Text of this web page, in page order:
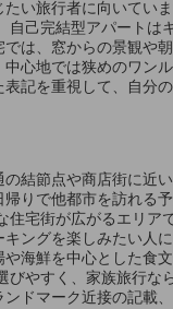
い旅行者に向いてい
己完結型アパートは
は、窓からの景観や
心地では狭めのワン
記を重視して、自分
結節点や商店街に近
りで他都市を訪れる
宅街が広がるエリア
ングを楽しみたい人
海鮮を中心とした食
やすく、家族旅行な
ドマーク近接の記載